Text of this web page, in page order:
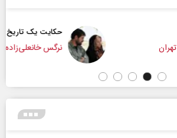
حکایت یک تاریخ و دو زندگی
نرگس خانعلی‌زاده - روزنامه‌نگار